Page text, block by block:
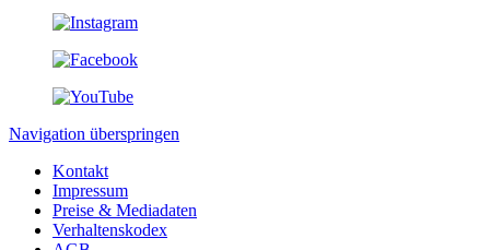
Navigation überspringen
Kontakt
Impressum
Preise & Mediadaten
Verhaltenskodex